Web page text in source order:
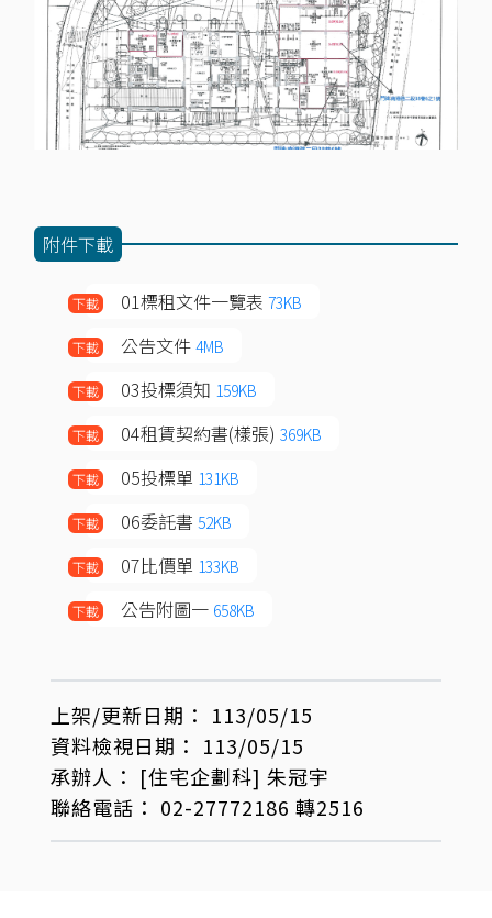
附件下載
下載 01標租文件一覽表 73KB
下載 公告文件 4MB
下載 03投標須知 159KB
下載 04租賃契約書(樣張) 369KB
下載 05投標單 131KB
下載 06委託書 52KB
下載 07比價單 133KB
下載 公告附圖一 658KB
上架/更新日期： 113/05/15
資料檢視日期： 113/05/15
承辦人： [住宅企劃科] 朱冠宇
聯絡電話： 02-27772186 轉2516